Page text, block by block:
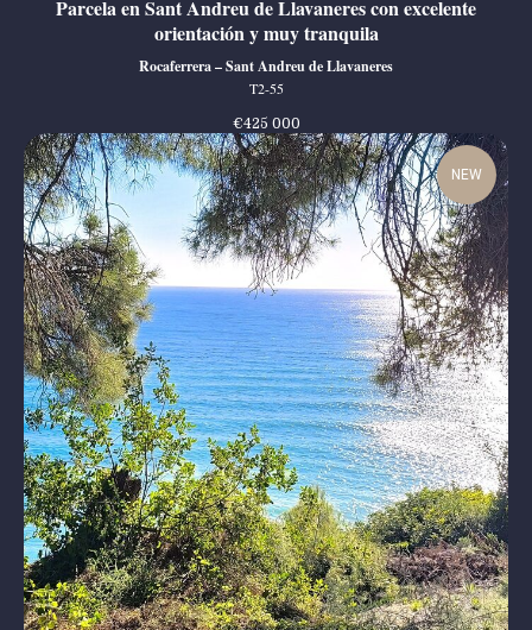
Parcela en Sant Andreu de Llavaneres con excelente
orientación y muy tranquila
Rocaferrera – Sant Andreu de Llavaneres
T2-55
€425 000
NEW